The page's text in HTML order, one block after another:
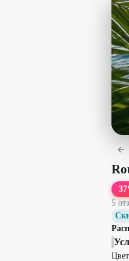
25
37
5